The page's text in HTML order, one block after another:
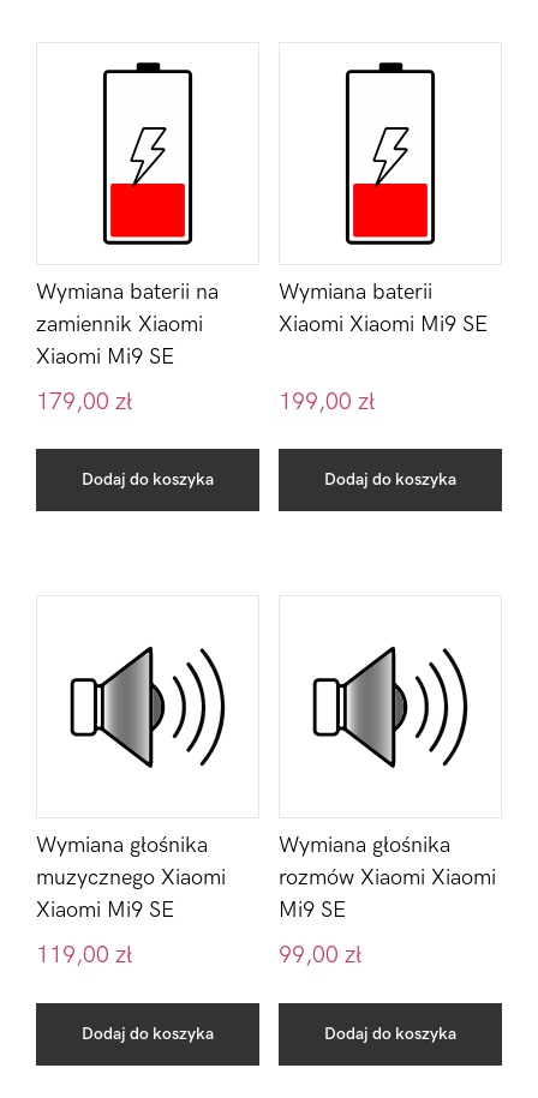
Wymiana baterii na
zamiennik Xiaomi
Xiaomi Mi9 SE
179,00 zł
Dodaj do koszyka
Wymiana baterii
Xiaomi Xiaomi Mi9 SE
199,00 zł
Dodaj do koszyka
Wymiana głośnika
muzycznego Xiaomi
Xiaomi Mi9 SE
119,00 zł
Dodaj do koszyka
Wymiana głośnika
rozmów Xiaomi Xiaomi
Mi9 SE
99,00 zł
Dodaj do koszyka